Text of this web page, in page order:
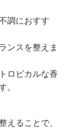
調におすす
ンスを整えま
ロピカルな香
。
えることで、